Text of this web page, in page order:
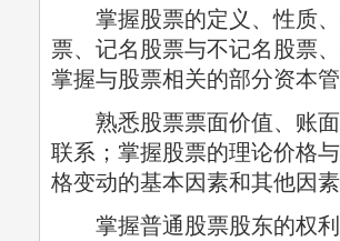
掌握股票的定义、性质、
票、记名股票与不记名股票
掌握与股票相关的部分资本管
熟悉股票票面价值、账面
联系；掌握股票的理论价格
格变动的基本因素和其他因素
掌握普通股票股东的权利